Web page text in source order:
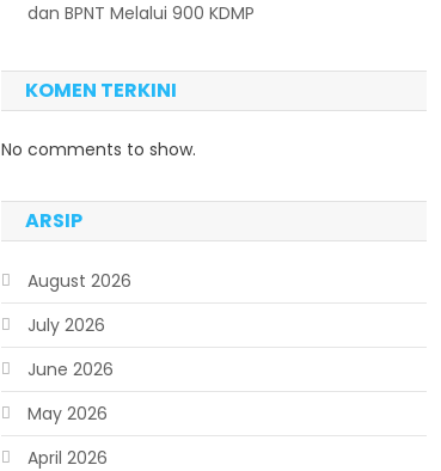
dan BPNT Melalui 900 KDMP
KOMEN TERKINI
No comments to show.
ARSIP
August 2026
July 2026
June 2026
May 2026
April 2026